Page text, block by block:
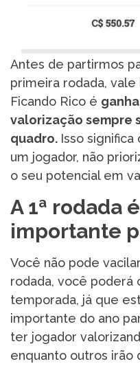
Antes de partirmos
primeira rodada,
Ficando Rico é
valorização sempre
quadro. Isso
um jogador, não
o seu potencial em
A 1ª rodada
importante
Você não pode
rodada, você poderá
temporada, já que
importante do ano
ter jogador
enquanto outros irão